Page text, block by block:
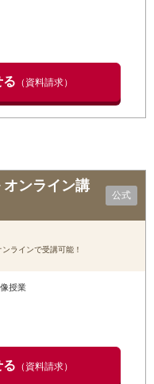
る （資料請求）
オンライン講
公式
ラインで受講可能！
授業
る （資料請求）